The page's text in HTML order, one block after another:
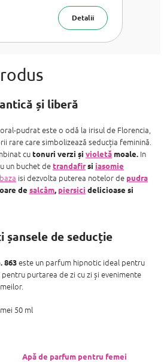
Detalii
și liberă
pudrat este o odă la irisul de Florencia,
rare care simbolizează seducția feminină.
cutonuri verzi și violetă moale. In
un buchet detrandafirsi iasomie
baza isi dezvolta puterea notelor de pudra
de salcâm, piersici delicioase si
șansele de seducție
863este un parfum hipnotic ideal pentru
purtarea de zi cu zi și evenimente
50 ml
Apă de parfum pentru femei